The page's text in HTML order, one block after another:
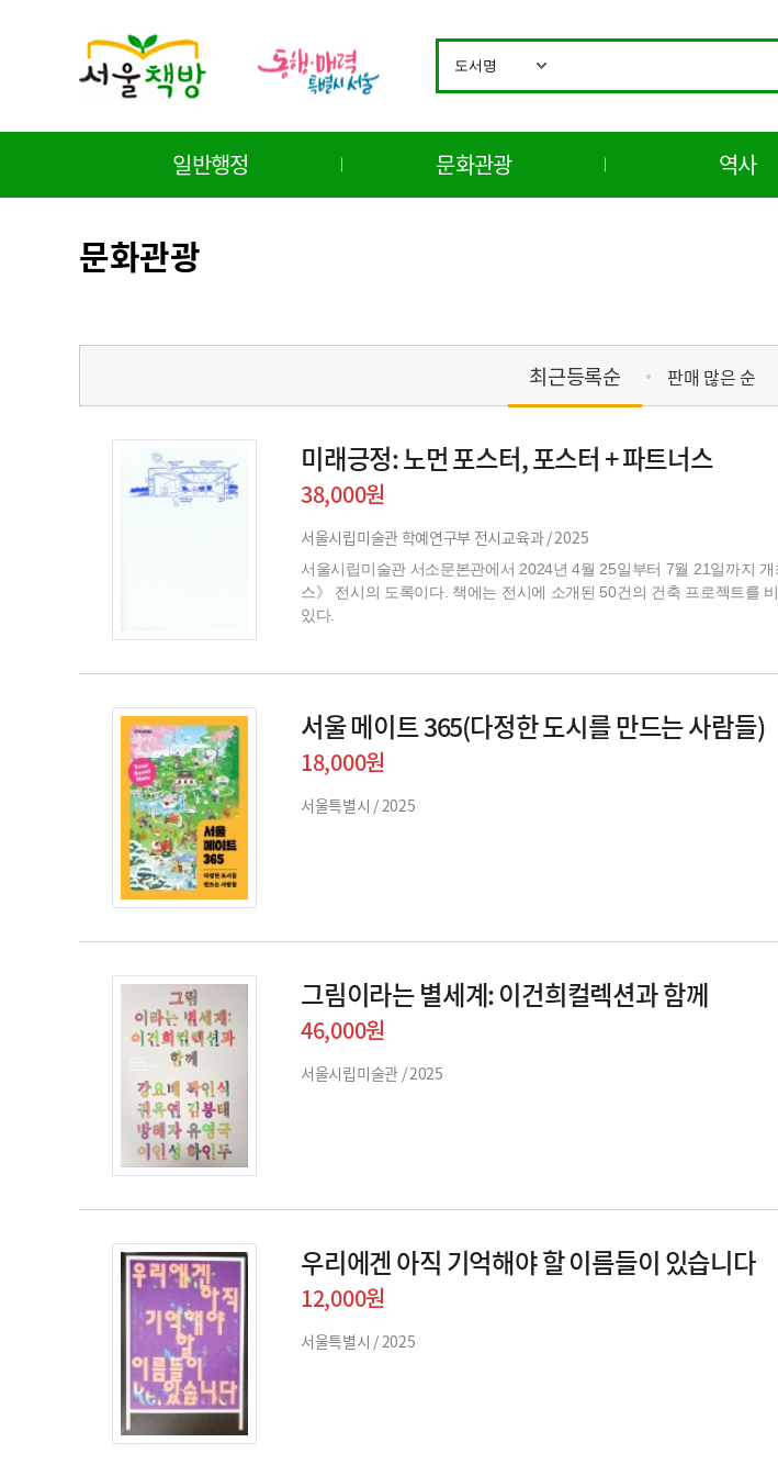
창
선
검
일반행정 문화관광 역사
문화관광
최근등록순 판매 많은 순
미래긍정: 노먼 포스터, 포스터 + 파트너스
38,000원
서울시립미술관 학예연구부 전시교육과 /2025
서울시립미술관 서소문본관에서 2024년 4월 25일부터 7월 21일까지
스》 전시의 도록이다. 책에는 전시에 소개된 50건의 건축 프로젝트를
있다.
서울 메이트 365(다정한 도시를 만드는 사람들)
18,000원
서울특별시 /2025
그림이라는 별세계: 이건희컬렉션과 함께
46,000원
서울시립미술관 /2025
우리에겐 아직 기억해야 할 이름들이 있습니다
12,000원
서울특별시 /2025